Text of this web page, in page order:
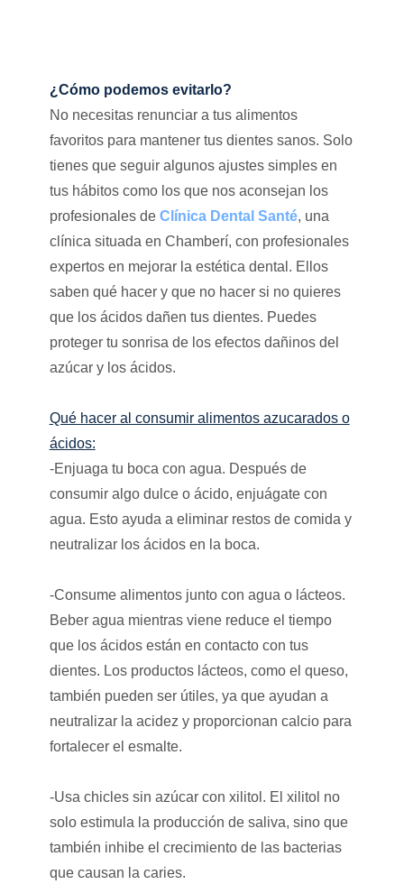
¿Cómo podemos evitarlo?
No necesitas renunciar a tus alimentos
favoritos para mantener tus dientes sanos. Solo
tienes que seguir algunos ajustes simples en
tus hábitos como los que nos aconsejan los
profesionales de Clínica Dental Santé, una
clínica situada en Chamberí, con profesionales
expertos en mejorar la estética dental. Ellos
saben qué hacer y que no hacer si no quieres
que los ácidos dañen tus dientes. Puedes
proteger tu sonrisa de los efectos dañinos del
azúcar y los ácidos.
Qué hacer al consumir alimentos azucarados o
ácidos:
-Enjuaga tu boca con agua. Después de
consumir algo dulce o ácido, enjuágate con
agua. Esto ayuda a eliminar restos de comida y
neutralizar los ácidos en la boca.
-Consume alimentos junto con agua o lácteos.
Beber agua mientras viene reduce el tiempo
que los ácidos están en contacto con tus
dientes. Los productos lácteos, como el queso,
también pueden ser útiles, ya que ayudan a
neutralizar la acidez y proporcionan calcio para
fortalecer el esmalte.
-Usa chicles sin azúcar con xilitol. El xilitol no
solo estimula la producción de saliva, sino que
también inhibe el crecimiento de las bacterias
que causan la caries.